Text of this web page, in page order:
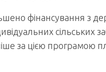
фінансування з
сільських
за цією програмою